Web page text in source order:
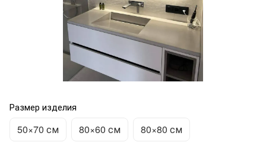
Размер изделия
50×70 см 80×60 см 80×80 см